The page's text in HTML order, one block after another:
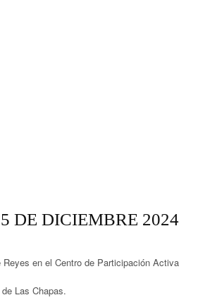
DE DICIEMBRE 2024
Reyes en el Centro de Participación Activa
Las Chapas.